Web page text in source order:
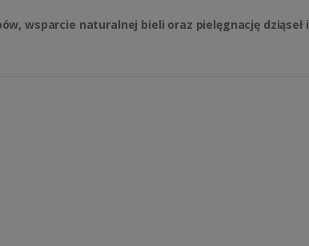
wsparcie naturalnej bieli oraz pielęgnację dziąseł i